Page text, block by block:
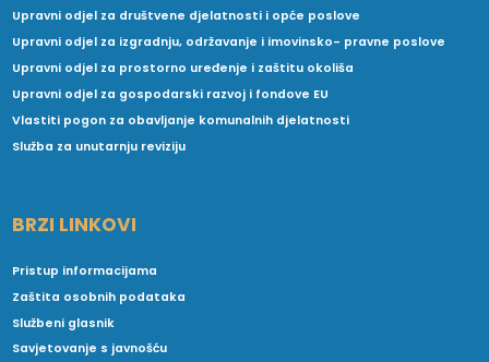
Upravni odjel za društvene djelatnosti i opće poslove
Upravni odjel za izgradnju, održavanje i imovinsko- pravne poslove
Upravni odjel za prostorno uređenje i zaštitu okoliša
Upravni odjel za gospodarski razvoj i fondove EU
Vlastiti pogon za obavljanje komunalnih djelatnosti
Služba za unutarnju reviziju
BRZI LINKOVI
Pristup informacijama
Zaštita osobnih podataka
Službeni glasnik
Savjetovanje s javnošću